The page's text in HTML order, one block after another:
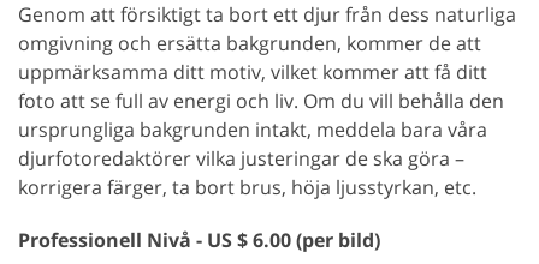
Genom att försiktigt ta bort ett djur från dess naturliga
omgivning och ersätta bakgrunden, kommer de att
uppmärksamma ditt motiv, vilket kommer att få ditt
foto att se full av energi och liv. Om du vill behålla den
ursprungliga bakgrunden intakt, meddela bara våra
djurfotoredaktörer vilka justeringar de ska göra –
korrigera färger, ta bort brus, höja ljusstyrkan, etc.
Professionell Nivå - US $ 6.00 (per bild)